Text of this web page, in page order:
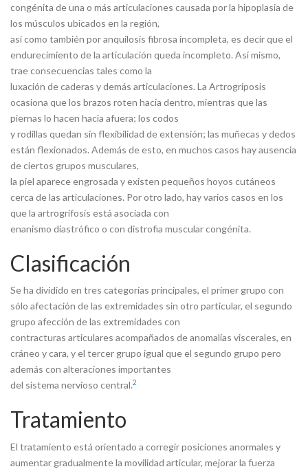
congénita de una o más articulaciones causada por la hipoplasia de
los músculos ubicados en la región,
así como también por anquilosis fibrosa incompleta, es decir que el
endurecimiento de la articulación queda incompleto. Así mismo,
trae consecuencias tales como la
luxación de caderas y demás articulaciones. La Artrogriposis
ocasiona que los brazos roten hacia dentro, mientras que las
piernas lo hacen hacia afuera; los codos
y rodillas quedan sin flexibilidad de extensión; las muñecas y dedos
están flexionados. Además de esto, en muchos casos hay ausencia
de ciertos grupos musculares,
la piel aparece engrosada y existen pequeños hoyos cutáneos
cerca de las articulaciones. Por otro lado, hay varios casos en los
que la artrogrifosis está asociada con
enanismo diastrófico o con distrofia muscular congénita.
Clasificación
Se ha dividido en tres categorías principales, el primer grupo con
sólo afectación de las extremidades sin otro particular, el segundo
grupo afección de las extremidades con
contracturas articulares acompañados de anomalías viscerales, en
cráneo y cara, y el tercer grupo igual que el segundo grupo pero
además con alteraciones importantes
del sistema nervioso central.2
Tratamiento
El tratamiento está orientado a corregir posiciones anormales y
aumentar gradualmente la movilidad articular, mejorar la fuerza